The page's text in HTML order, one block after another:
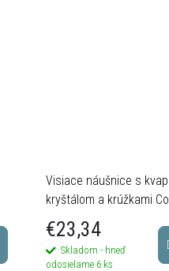
Visiace náušnice s
kryštálom a krúžkami
€23,34
Skladom - hneď
odosielame 6 ks